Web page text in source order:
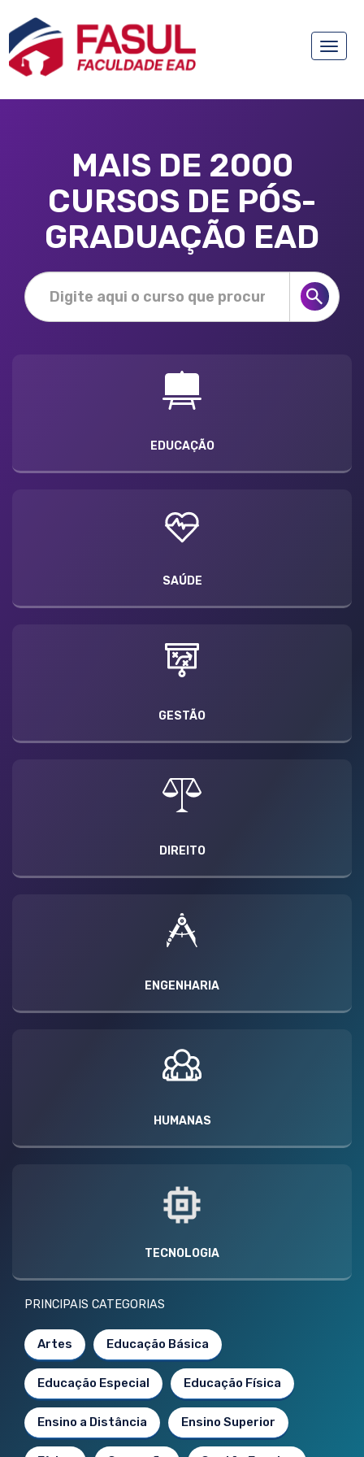
Toggle
MAIS DE 2000
CURSOS DE PÓS-
GRADUAÇÃO EAD
EDUCAÇÃO
SAÚDE
GESTÃO
DIREITO
ENGENHARIA
HUMANAS
TECNOLOGIA
PRINCIPAIS CATEGORIAS
Artes Educação Básica
Educação Especial Educação Física
Ensino a Distância Ensino Superior